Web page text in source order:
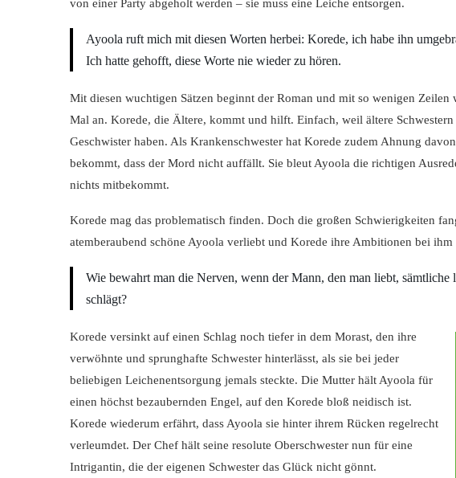
von einer Party abgeholt werden – sie muss eine Leiche entsorgen.
Ayoola ruft mich mit diesen Worten herbei: Korede, ich habe ihn
Ich hatte gehofft, diese Worte nie wieder zu hören.
Mit diesen wuchtigen Sätzen beginnt der Roman und mit so wenigen
Mal an. Korede, die Ältere, kommt und hilft. Einfach, weil ältere
Geschwister haben. Als Krankenschwester hat Korede zudem Ahnung
bekommt, dass der Mord nicht auffällt. Sie bleut Ayoola die richtigen
nichts mitbekommt.
Korede mag das problematisch finden. Doch die großen Schwierigkeiten
atemberaubend schöne Ayoola verliebt und Korede ihre Ambitionen bei ihm
Wie bewahrt man die Nerven, wenn der Mann, den man liebt, sämtliche
schlägt?
Korede versinkt auf einen Schlag noch tiefer in dem Morast, den ihre
verwöhnte und sprunghafte Schwester hinterlässt, als sie bei jeder
beliebigen Leichenentsorgung jemals steckte. Die Mutter hält Ayoola für
einen höchst bezaubernden Engel, auf den Korede bloß neidisch ist.
Korede wiederum erfährt, dass Ayoola sie hinter ihrem Rücken regelrecht
verleumdet. Der Chef hält seine resolute Oberschwester nun für eine
Intrigantin, die der eigenen Schwester das Glück nicht gönnt.